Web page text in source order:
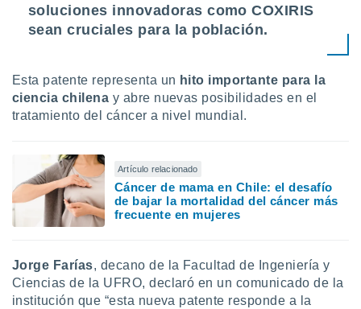
utilizar
crear un
uso de
medir el
de la
el
de
de
soluciones innovadoras como COXIRIS
sean cruciales para la población.
Esta patente representa un hito importante para la
ciencia chilena y abre nuevas posibilidades en el
tratamiento del cáncer a nivel mundial.
Artículo relacionado
Cáncer de mama en Chile: el desafío
de bajar la mortalidad del cáncer más
frecuente en mujeres
Jorge Farías, decano de la Facultad de Ingeniería y
Ciencias de la UFRO, declaró en un comunicado de la
institución que “esta nueva patente responde a la